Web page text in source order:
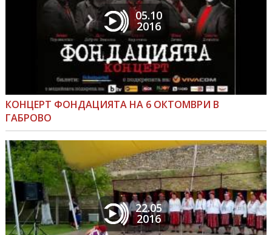
05.10
2016
КОНЦЕРТ ФОНДАЦИЯТА НА 6 ОКТОМВРИ В
ГАБРОВО
22.05
2016